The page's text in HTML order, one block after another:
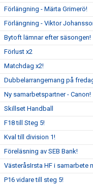
Förlängning - Märta Grimerö!
Förlängning - Viktor
Bytoft lämnar efter säsongen!
Förlust x2
Matchdag x2!
Dubbelarrangemang på
Ny samarbetspartner - Canon!
Skillset Handball
F18 till Steg 5!
Kval till division 1!
Föreläsning av SEB Bank!
VästeråsIrsta HF i samarbete
P16 vidare till steg 5!